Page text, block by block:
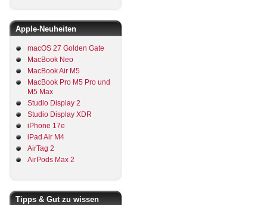
Apple-Neuheiten
macOS 27 Golden Gate
MacBook Neo
MacBook Air M5
MacBook Pro M5 Pro und
M5 Max
Studio Display 2
Studio Display XDR
iPhone 17e
iPad Air M4
AirTag 2
AirPods Max 2
Tipps & Gut zu wissen